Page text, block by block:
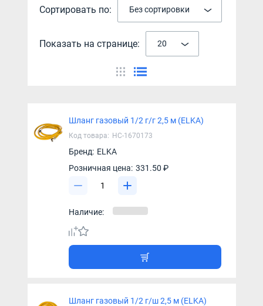
Сортировать по: Без сортировки
Показать на странице: 20
Шланг газовый 1/2 г/г 2,5 м (ELKA)
Код товара: НС-1670173
Бренд: ELKA
Розничная цена: 331.50 ₽
Наличие:
Шланг газовый 1/2 г/ш 2,5 м (ELKA)